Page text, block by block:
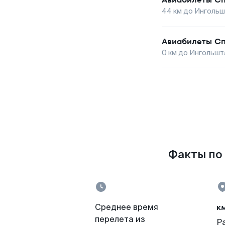
44 км до
Авиабилеты
0 км до
Факты по
Среднее время
перелета из